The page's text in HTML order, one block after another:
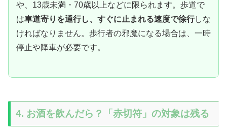
や、13歳未満・70歳以上などに限られます。歩道で
は車道寄りを通行し、すぐに止まれる速度で徐行しな
ければなりません。歩行者の邪魔になる場合は、一時
停止や降車が必要です。
4. お酒を飲んだら？「赤切符」の対象は残る